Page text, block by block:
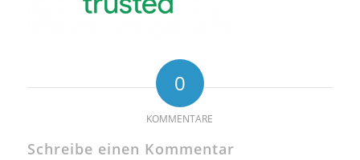
0
KOMMENTARE
Schreibe einen Kommentar